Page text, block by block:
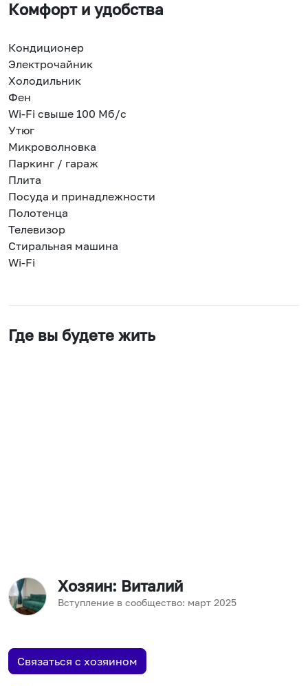
Комфорт и удобства
Кондиционер
Электрочайник
Холодильник
Фен
Wi-Fi свыше 100 Мб/с
Утюг
Микроволновка
Паркинг / гараж
Плита
Посуда и принадлежности
Полотенца
Телевизор
Стиральная машина
Wi-Fi
Где вы будете жить
Хозяин: Виталий
Вступление в сообщество: март 2025
Связаться с хозяином